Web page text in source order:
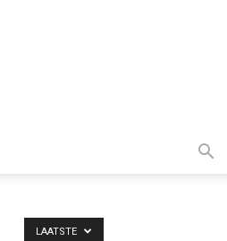
LAATSTE